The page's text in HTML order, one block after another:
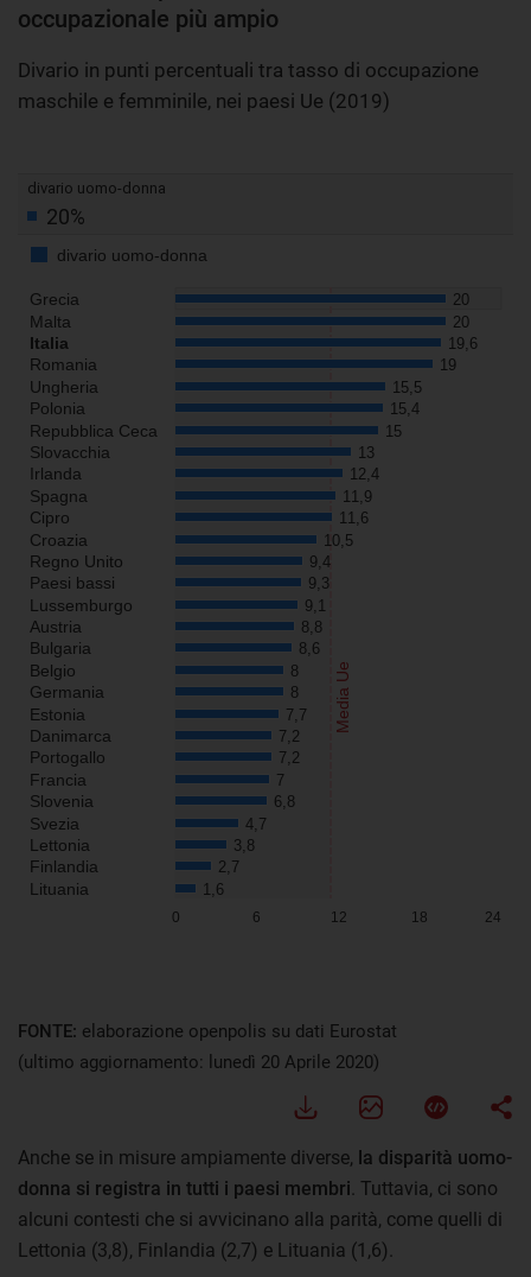
occupazionale più ampio
Divario in punti percentuali tra tasso di occupazione
maschile e femminile, nei paesi Ue (2019)
FONTE: elaborazione openpolis su dati Eurostat
(ultimo aggiornamento: lunedì 20 Aprile 2020)
Anche se in misure ampiamente diverse, la disparità uomo-
donna si registra in tutti i paesi membri . Tuttavia, ci sono
alcuni contesti che si avvicinano alla parità, come quelli di
Lettonia (3,8), Finlandia (2,7) e Lituania (1,6).